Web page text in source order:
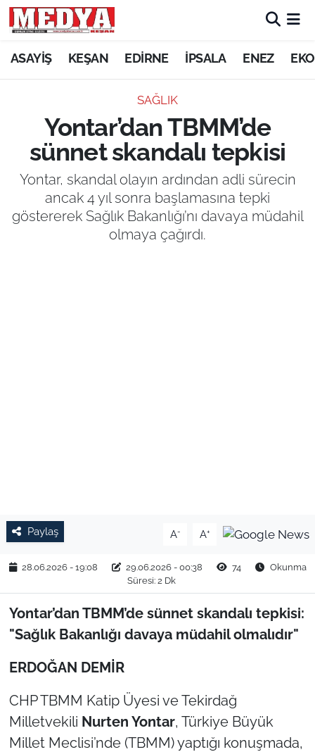
ASAYİŞ KEŞAN EDİRNE İPSALA ENEZ
SAĞLIK
Yontar’dan TBMM’de
sünnet skandalı tepkisi
Yontar, skandal olayın ardından adli sürecin
ancak 4 yıl sonra başlamasına tepki
göstererek Sağlık Bakanlığı’nı davaya müdahil
olmaya çağırdı.
Paylaş A- A+
28.06.2026 - 19:08 29.06.2026 - 00:38 74
Okunma
Süresi: 2 Dk
Yontar’dan TBMM’de sünnet skandalı tepkisi:
"Sağlık Bakanlığı davaya müdahil olmalıdır"
ERDOĞAN DEMİR
CHP TBMM Katip Üyesi ve Tekirdağ
Milletvekili Nurten Yontar, Türkiye Büyük
Millet Meclisi’nde (TBMM) yaptığı konuşmada,
KEŞAN
ASAYİŞ
SİYASET
GÜNDEM
EDİRNE
KIRKLARELİ
ÇANAKKALE
TÜRKİYE
Bölge
Güvenlik